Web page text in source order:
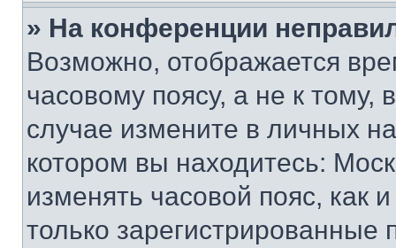
» На конференции
Возможно, отображается
часовому поясу, а не к тому,
случае измените в личных
котором вы находитесь:
изменять часовой пояс, как
только